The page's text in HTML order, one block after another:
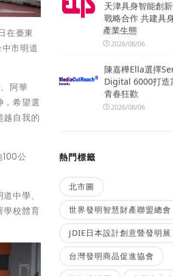
在臺東
市明道
阿華
，希望選
越自我的
公
中學、
學校體育
天津具身智能創
戰略合作 共建具
產業生態
2026/08/06
陳嘉樺Ella選擇
Digital 6000打造
青春狂歡
2026/08/06
熱門標籤
北市圖
世界發明智慧財產聯盟總會
JDIE日本設計創意暨發明展
台灣發明商品促進協會